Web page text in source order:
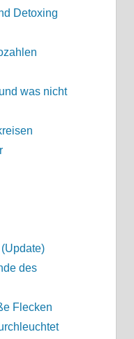
Detoxing
was nicht
des
Flecken